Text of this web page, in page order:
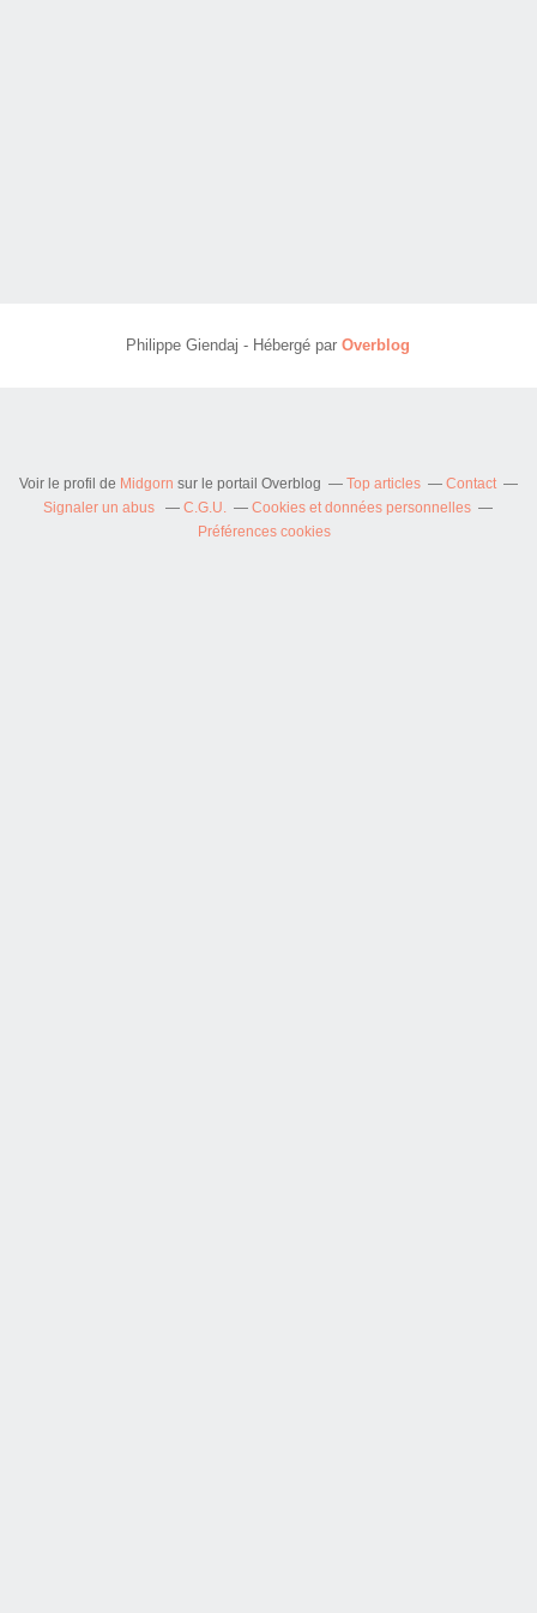
Philippe Giendaj - Hébergé parOverblog
Voir le profil de Midgorn sur le portail Overblog Top articles
Contact
Signaler un abus
C.G.U.
Cookies et données personnelles
Préférences cookies